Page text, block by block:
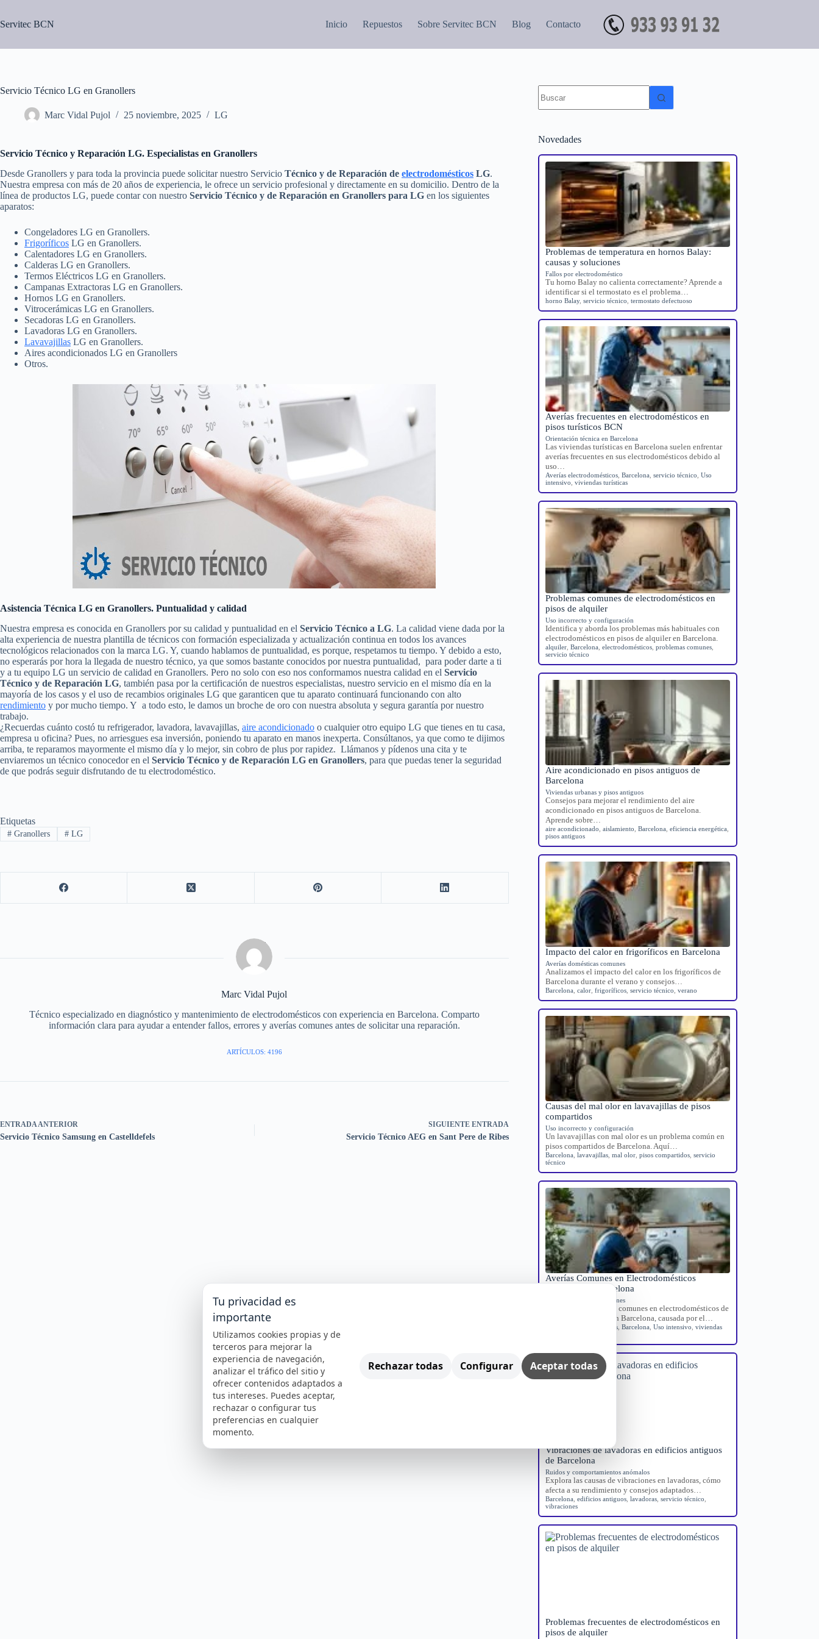
contenido
Servitec BCN Inicio Repuestos Sobre Servitec BCN Blog Contacto
Servicio Técnico LG en Granollers
Marc Vidal Pujol 25 noviembre, 2025 LG
Servicio Técnico y Reparación LG. Especialistas en Granollers
Desde Granollers y para toda la provincia puede solicitar nuestro Servicio Técnico y de Reparación de electrodomésticos LG.
Nuestra empresa con más de 20 años de experiencia, le ofrece un servicio profesional y directamente en su domicilio. Dentro de la
línea de productos LG, puede contar con nuestro Servicio Técnico y de Reparación en Granollers para LG en los siguientes
aparatos:
Congeladores LG en Granollers.
Frigoríficos LG en Granollers.
Calentadores LG en Granollers.
Calderas LG en Granollers.
Termos Eléctricos LG en Granollers.
Campanas Extractoras LG en Granollers.
Hornos LG en Granollers.
Vitrocerámicas LG en Granollers.
Secadoras LG en Granollers.
Lavadoras LG en Granollers.
Lavavajillas LG en Granollers.
Aires acondicionados LG en Granollers
Otros.
Asistencia Técnica LG en Granollers. Puntualidad y calidad
Nuestra empresa es conocida en Granollers por su calidad y puntualidad en el Servicio Técnico a LG. La calidad viene dada por la
alta experiencia de nuestra plantilla de técnicos con formación especializada y actualización continua en todos los avances
tecnológicos relacionados con la marca LG. Y, cuando hablamos de puntualidad, es porque, respetamos tu tiempo. Y debido a esto,
no esperarás por hora la llegada de nuestro técnico, ya que somos bastante conocidos por nuestra puntualidad, para poder darte a ti
y a tu equipo LG un servicio de calidad en Granollers. Pero no solo con eso nos conformamos nuestra calidad en el Servicio
Técnico y de Reparación LG, también pasa por la certificación de nuestros especialistas, nuestro servicio en el mismo día en la
mayoría de los casos y el uso de recambios originales LG que garanticen que tu aparato continuará funcionando con alto
rendimiento y por mucho tiempo. Y a todo esto, le damos un broche de oro con nuestra absoluta y segura garantía por nuestro
trabajo.
¿Recuerdas cuánto costó tu refrigerador, lavadora, lavavajillas, aire acondicionado o cualquier otro equipo LG que tienes en tu casa,
empresa u oficina? Pues, no arriesgues esa inversión, poniendo tu aparato en manos inexperta. Consúltanos, ya que como te dijimos
arriba, te reparamos mayormente el mismo día y lo mejor, sin cobro de plus por rapidez. Llámanos y pídenos una cita y te
enviaremos un técnico conocedor en el Servicio Técnico y de Reparación LG en Granollers, para que puedas tener la seguridad
de que podrás seguir disfrutando de tu electrodoméstico.
Etiquetas
#Granollers #LG
Marc Vidal Pujol
Técnico especializado en diagnóstico y mantenimiento de electrodomésticos con experiencia en Barcelona. Comparto
información clara para ayudar a entender fallos, errores y averías comunes antes de solicitar una reparación.
ARTÍCULOS: 4196
ENTRADA ANTERIOR
Servicio Técnico Samsung en Castelldefels
SIGUIENTE ENTRADA
Servicio Técnico AEG en Sant Pere de Ribes
resultados
Novedades
Problemas de temperatura en hornos Balay:
causas y soluciones
Fallos por electrodoméstico
Tu horno Balay no calienta correctamente? Aprende a
identificar si el termostato es el problema…
horno Balay,servicio técnico ,termostato defectuoso
Averías frecuentes en electrodomésticos en
pisos turísticos BCN
Orientación técnica en Barcelona
Las viviendas turísticas en Barcelona suelen enfrentar
averías frecuentes en sus electrodomésticos debido al
uso…
Averías electrodomésticos ,Barcelona ,servicio técnico ,Uso
intensivo ,viviendas turísticas
Problemas comunes de electrodomésticos en
pisos de alquiler
Uso incorrecto y configuración
Identifica y aborda los problemas más habituales con
electrodomésticos en pisos de alquiler en Barcelona.
alquiler ,Barcelona ,electrodomésticos ,problemas comunes
servicio técnico
Aire acondicionado en pisos antiguos de
Barcelona
Viviendas urbanas y pisos antiguos
Consejos para mejorar el rendimiento del aire
acondicionado en pisos antiguos de Barcelona.
Aprende sobre…
aire acondicionado ,aislamiento ,Barcelona ,eficiencia energética
pisos antiguos
Impacto del calor en frigoríficos en Barcelona
Averías domésticas comunes
Analizamos el impacto del calor en los frigoríficos de
Barcelona durante el verano y consejos…
Barcelona ,calor ,frigoríficos ,servicio técnico ,verano
Causas del mal olor en lavavajillas de pisos
compartidos
Uso incorrecto y configuración
Un lavavajillas con mal olor es un problema común en
pisos compartidos de Barcelona. Aquí…
Barcelona ,lavavajillas ,mal olor ,pisos compartidos ,servicio
técnico
Averías Comunes en Electrodomésticos
Turísticos en Barcelona
Averías domésticas comunes
Guía sobre las averías comunes en electrodomésticos de
viviendas turísticas en Barcelona, causada por el…
Averías electrodomésticos ,Barcelona ,Uso intensivo ,viviendas
Vibraciones de lavadoras en edificios antiguos
de Barcelona
Ruidos y comportamientos anómalos
Explora las causas de vibraciones en lavadoras, cómo
afecta a su rendimiento y consejos adaptados…
Barcelona ,edificios antiguos ,lavadoras ,servicio técnico
vibraciones
Problemas frecuentes de electrodomésticos en
pisos de alquiler
Tu privacidad es
importante
Utilizamos cookies propias y de
terceros para mejorar la
experiencia de navegación,
analizar el tráfico del sitio y
ofrecer contenidos adaptados a
tus intereses. Puedes aceptar,
rechazar o configurar tus
preferencias en cualquier
momento.
Rechazar todas Configurar Aceptar todas